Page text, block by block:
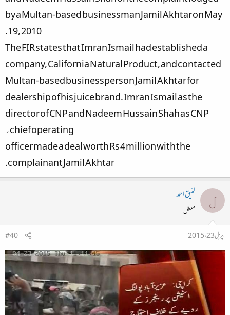
by a Multan-based businessman Jamil Akhtar on May
19, 2010.
The FIR states that Imran Ismail had established a
company, California Natural Product, and contacted
Multan-based businessperson Jamil Akhtar for
dealership of his juice brand. Imran Ismail as the
director of CNP and Nadeem Hussain Shah as CNP
chief operating ۔
officer made a deal worth Rs 4 million with the
complainant Jamil Akhtar.​
ل لئیق احمد
معطل
اپریل 23، 2015
#40